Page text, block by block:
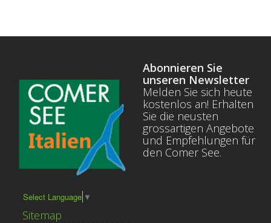
Select Language ▼
Sitemap
Abonnieren Sie
unseren Newsletter
Melden Sie sich heute
kostenlos an! Erhalten
Sie die neusten
grossartigen Angebote
und Empfehlungen für
den Comer See.